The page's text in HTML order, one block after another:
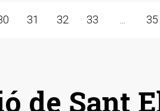
31 32 33 35
de Sant